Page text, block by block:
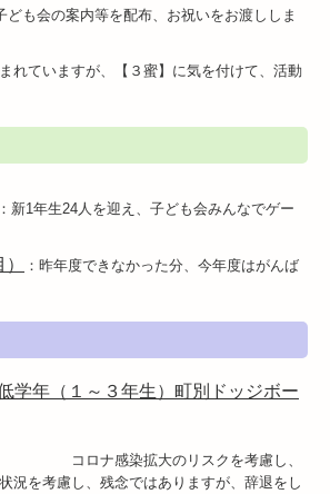
ども会の案内等を配布、お祝いをお渡ししま
れていますが、【３蜜】に気を付けて、活動
： 新1年生24人を迎え、子ども会みんなでゲー
：昨年度できなかった分、今年度はがんば
学年（１～３年生）町別ドッジボー
大のリスクを考慮し、
況を考慮し、残念ではありますが、辞退をし